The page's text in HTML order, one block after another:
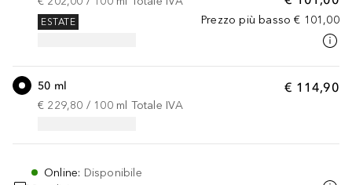
Prezzo più basso € 101,00
ESTATE
€ 114,90
50 ml
€ 229,80 / 100 ml Totale IVA
Online: Disponibile